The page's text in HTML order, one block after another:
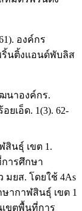
องค์กร
นติ้งแอนด์พับลิส
นาองค์กร.
ยเอ็ด. 1(3). 62-
นธุ์ เขต 1.
ารศึกษา
ยส. โดยใช้ 4As
ากาฬสินธุ์ เขต 1
ขตพื้นที่การ